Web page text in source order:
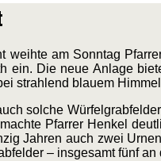
weihte am Sonntag
ein. Die neue Anlage
strahlend blauem
solche
Pfarrer Henkel
Jahren auch zwei
– insgesamt fünf